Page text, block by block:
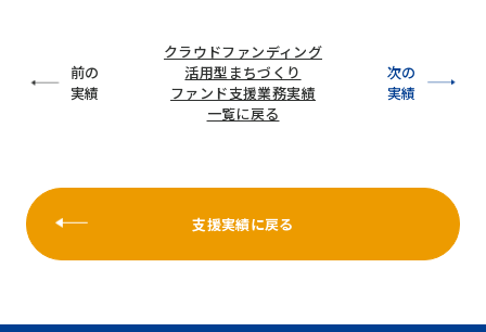
前の
実績
クラウドファンディング
活用型まちづくり
ファンド支援業務実績
一覧に戻る
次の
実績
支援実績に戻る